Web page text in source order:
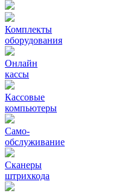
Комплекты
оборудования
Онлайн
кассы
Кассовые
компьютеры
Само-
обслуживание
Сканеры
штрихкода